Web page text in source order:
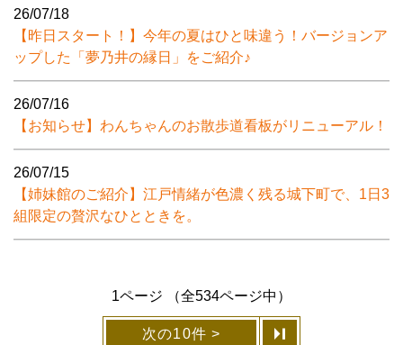
26/07/18
【昨日スタート！】今年の夏はひと味違う！バージョンア
ップした「夢乃井の縁日」をご紹介♪
26/07/16
【お知らせ】わんちゃんのお散歩道看板がリニューアル！
26/07/15
【姉妹館のご紹介】江戸情緒が色濃く残る城下町で、1日3
組限定の贅沢なひとときを。
1ページ （全534ページ中）
次の10件